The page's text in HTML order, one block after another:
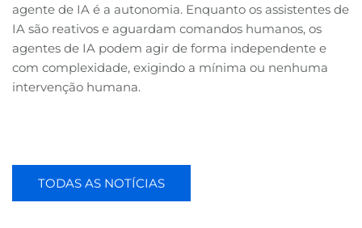
agente de IA é a autonomia. Enquanto os assistentes de
IA são reativos e aguardam comandos humanos, os
agentes de IA podem agir de forma independente e
com complexidade, exigindo a mínima ou nenhuma
intervenção humana.
TODAS AS NOTÍCIAS